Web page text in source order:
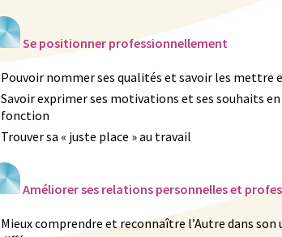
Se positionner professionnellement
Pouvoir nommer ses qualités et savoir les mettre
Savoir exprimer ses motivations et ses souhaits
fonction
Trouver sa « juste place » au travail
Améliorer ses relations personnelles et
Mieux comprendre et reconnaître l’Autre dans